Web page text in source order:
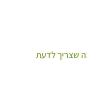
שצריך לדעת